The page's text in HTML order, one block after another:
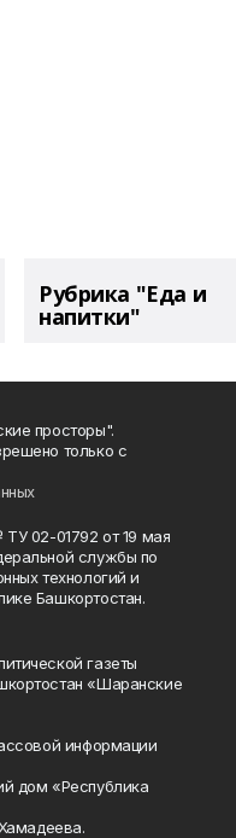
Рубрика "Еда и
напитки"
просторы".
только с
02-01792 от 19 мая
службы по
технологий и
Башкортостан.
газеты
«Шаранские
информации
дом «Республика